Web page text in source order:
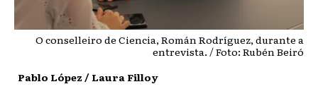
O conselleiro de Ciencia, Román Rodríguez, durante a
entrevista. / Foto: Rubén Beiró
Pablo López / Laura Filloy